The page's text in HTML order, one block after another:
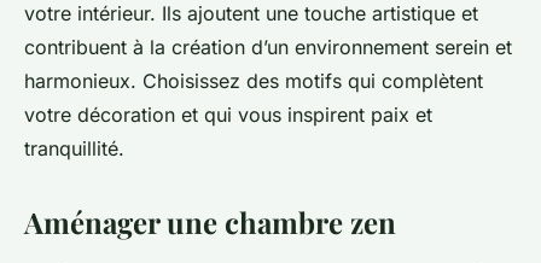
votre intérieur. Ils ajoutent une touche artistique et
contribuent à la création d’un environnement serein et
harmonieux. Choisissez des motifs qui complètent
votre décoration et qui vous inspirent paix et
tranquillité.
Aménager une chambre zen